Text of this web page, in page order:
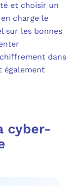
et choisir un
charge le
sur les bonnes
dans
également
cyber-